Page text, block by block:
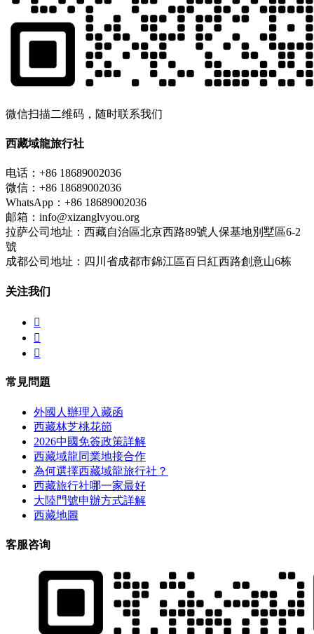
微信扫描二维码，随时联系我们
西藏域龍旅行社
电话：+86 18689002036
微信：+86 18689002036
WhatsApp：+86 18689002036
邮箱：info@xizanglvyou.org
拉萨公司地址：西藏自治區北京西路89號人保基地別墅區6-2
號
成都公司地址：四川省成都市錦江區百日紅西路創意山6栋
关注我们



常見問題
外國人辦理入藏函
西藏林芝桃花節
2026中國免簽政策詳解
西藏域龍同業地接合作
為何選擇西藏域龍旅行社？
西藏旅行社哪一家最好
大陸門號申辦方式詳解
西藏地圖
客服咨询